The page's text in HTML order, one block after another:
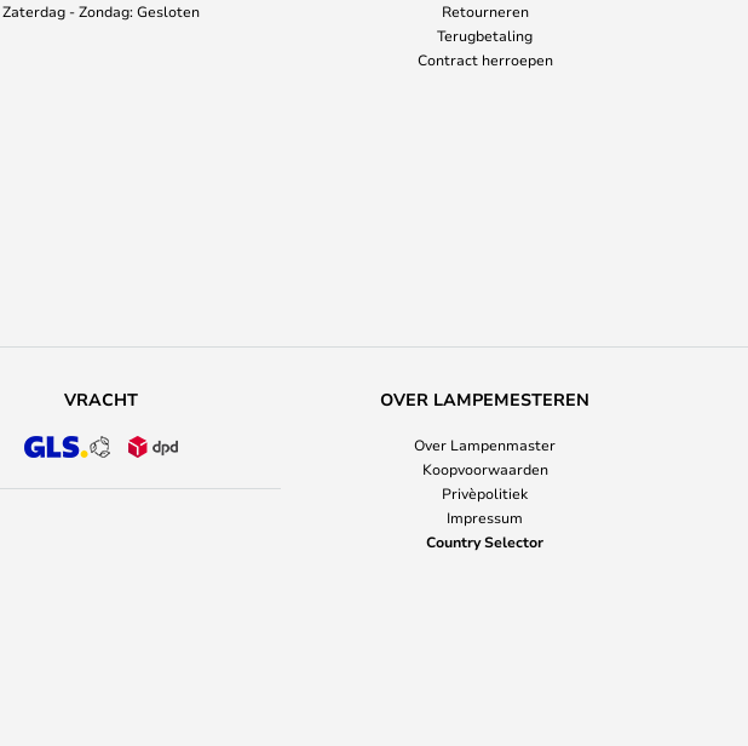
Zaterdag - Zondag: Gesloten
Retourneren
Terugbetaling
Contract herroepen
VRACHT OVER LAMPEMESTEREN
Over Lampenmaster
Koopvoorwaarden
Privèpolitiek
Impressum
Country Selector